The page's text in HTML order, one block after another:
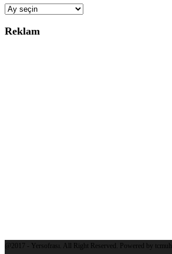
Arşiv
Reklam
@2017 - Yersofrası. All Right Reserved. Powered by tcmuh